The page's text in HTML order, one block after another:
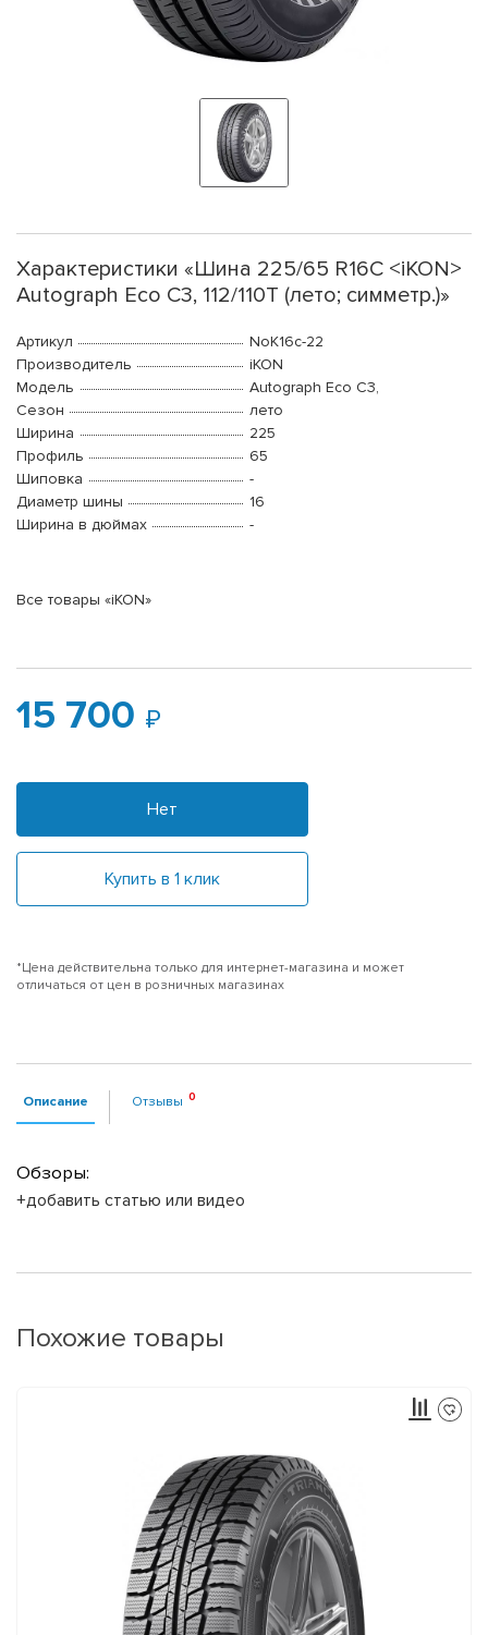
Характеристики «Шина 225/65 R16C <iKON>
Autograph Eco C3, 112/110T (лето; симметр.)»
Артикул
NoK16c-22
Производитель
iKON
Модель
Autograph Eco C3,
Сезон
лето
Ширина
225
Профиль
65
Шиповка
-
Диаметр шины
16
Ширина в дюймах
-
Все товары «iKON»
15 700
Нет
Купить в 1 клик
*Цена действительна только для интернет-магазина и может
отличаться от цен в розничных магазинах
Описание Отзывы
Обзоры:
+добавить статью или видео
Похожие товары